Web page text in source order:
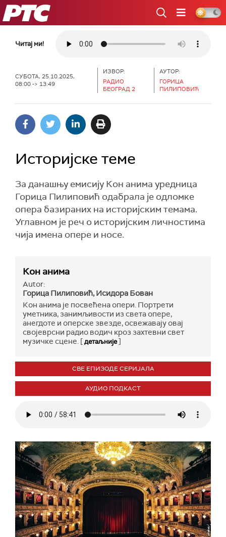
РТС
Читај ми!
СУБОТА, 25.10.2025,
08:00 -> 13:49
ИЗВОР:
РАДИО
БЕОГРАД 2
АУТОР:
ГОРИЦА
ПИЛИПОВИЋ
Историјске теме
За данашњу емисију Кон анима уредница
Горица Пилиповић одабрала је одломке
опера базираних на историјским темама.
Углавном је реч о историјским личностима
чија имена опере и носе.
Кон анима
Autor:
Горица Пилиповић, Исидора Бован
Кон анима је посвећена опери. Портрети
уметника, занимљивости из света оперe,
анегдоте и оперске звезде, освежавају овај
својеврсни радио водич кроз захтевни свет
музичке сцене. [детаљније]
СВЕ ЕПИЗОДЕ СЕРИЈАЛА
АУДИО ПОДКАСТ